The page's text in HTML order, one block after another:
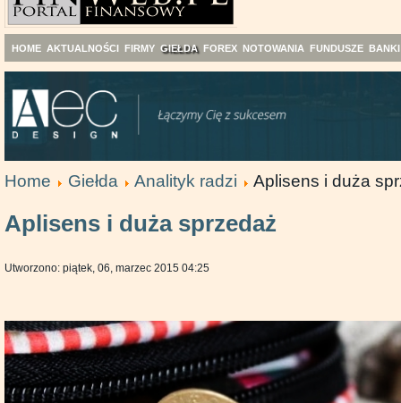
HOME AKTUALNOŚCI FIRMY GIEŁDA FOREX NOTOWANIA FUNDUSZE BANKI
Home Giełda Analityk radzi Aplisens i duża
Aplisens i duża sprzedaż
Utworzono: piątek, 06, marzec 2015 04:25